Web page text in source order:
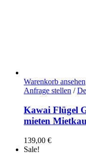
Warenkorb ansehen
Anfrage stellen /
Kawai Flügel
mieten
139,00 €
Sale!